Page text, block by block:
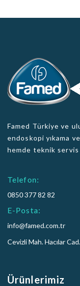
Famed Türkiye ve
endoskopi yıkama
hemde teknik servis
Telefon:
0850 377 82 82
E-Posta:
info@famed.com.tr
Cevizli Mah. Hacılar
Ürünlerimiz